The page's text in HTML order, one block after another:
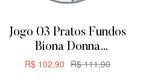
Jogo 03 Pratos Fundos
Biona Donna
Margaridas 21,5cm
R$111,90
R$ 102,90